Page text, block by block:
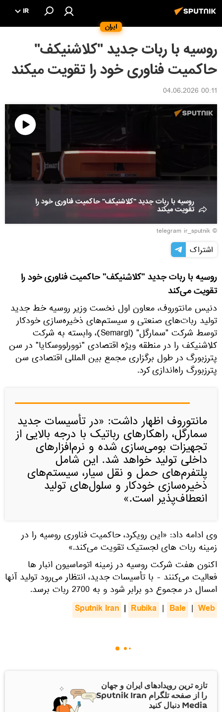
ایران
IR
روسیه با ربات جدید "کلاشنیکف"
حاکمیت فناوری خود را تقویت میکند
00:11 04.06.2026
روسیه با ربات جدید "کلاشنیکف" حاکمیت فناوری خود را
تقویت میکند
© telegram ir_sputnik
اشتراک
روسیه با ربات جدید "کلاشنیکف" حاکمیت فناوری خود را
تقویت می‌کند
دنیس مانتوروف، معاون اول نخست وزیر روسیه خط جدید
تولید ربات‌های صنعتی و سیستم‌های ذخیره‌سازی خودکار
توسط شرکت "سمارگل" (Semargl)، وابسته به شرکت
کلاشنیکف را در منطقه ویژه اقتصادی "نوورلووسکایا" در سن
پترزبورگ در طول برگزاری مجمع بین المللی اقتصادی سن
پترزبورگ راه‌اندازی کرد.
مانتوروف اظهار داشت: «در تأسیسات جدید
سمارگل، راهکارهای رباتیک با درجه بالایی از
تجهیزات بومی‌سازی شده و نرم‌افزارهای
داخلی تولید خواهد شد. این شامل
پلتفرم‌های حمل و نقل سیار، سیستم‌های
ذخیره‌سازی خودکار و سلول‌های تولید
انعطاف‌پذیر است.»
وی ادامه داد: «این رویکرد، حاکمیت فناوری روسیه را در
زمینه ربات های لجستیک تقویت می‌کند.»
اکنون هفت شرکت روسیه در زمینه اتوماسیون انبار ها
فعالیت می‌کنند - با تأسیسات جدید، انتظار می‌رود تولید آنها
امسال در مجموع دو برابر شود و به 2700 ربات برسد.
Sputnik Iran | Rubika | Bale | Web
تازه ترین رویدادهای ایران و جهان
را از صفحه تلگرام Sputnik Iran
Media دنبال کنید